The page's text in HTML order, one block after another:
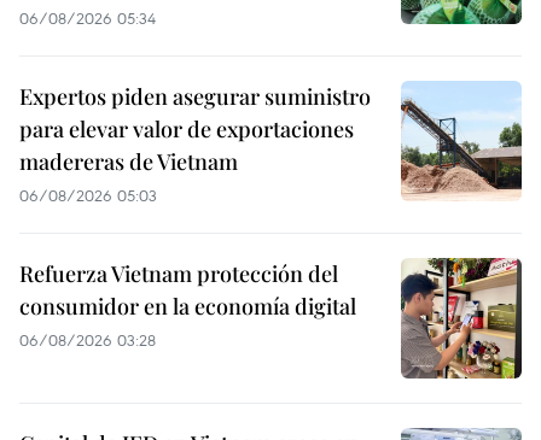
06/08/2026 05:34
Expertos piden asegurar suministro
para elevar valor de exportaciones
madereras de Vietnam
06/08/2026 05:03
Refuerza Vietnam protección del
consumidor en la economía digital
06/08/2026 03:28